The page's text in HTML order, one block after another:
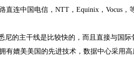
直连中国电信，NTT，Equinix，Vocus，
尼的主干线是比较快的，而且直接与国
有媲美美国的先进技术，数据中心采用